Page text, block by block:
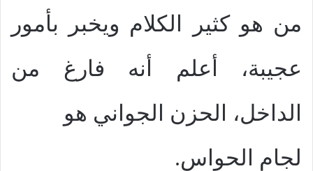
من هو كثير الكلام ويخبر بأمور
عجيبة، أعلم أنه فارغ من
الداخل، الحزن الجواني هو
لجام الحواس.